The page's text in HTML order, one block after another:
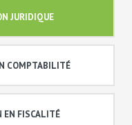
JURIDIQUE
COMPTABILITÉ
EN FISCALITÉ